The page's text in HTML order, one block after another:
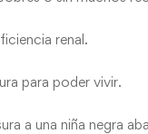
renal.
para poder vivir.
a una niña negra